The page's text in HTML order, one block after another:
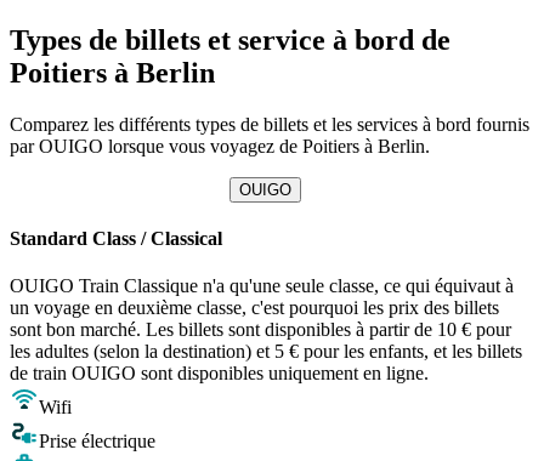
Types de billets et service à bord de
Poitiers à Berlin
Comparez les différents types de billets et les services à bord fournis
par OUIGO lorsque vous voyagez de Poitiers à Berlin.
OUIGO
Standard Class / Classical
OUIGO Train Classique n'a qu'une seule classe, ce qui équivaut à
un voyage en deuxième classe, c'est pourquoi les prix des billets
sont bon marché. Les billets sont disponibles à partir de 10 € pour
les adultes (selon la destination) et 5 € pour les enfants, et les billets
de train OUIGO sont disponibles uniquement en ligne.
Wifi
Prise électrique